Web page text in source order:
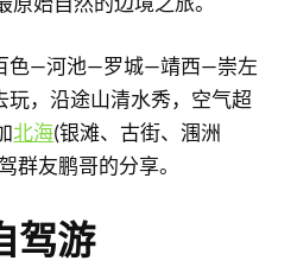
色—河池—罗城—靖西—崇左
，沿途山清水秀，空气超
北海(银滩、古街、涠洲
群友鹏哥的分享。
驾游